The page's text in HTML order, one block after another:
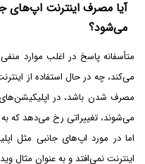
آیا مصرف اینترنت
می‌شود؟
می‌شوند، تغییراتی رخ می‌دهد که
اما در مورد اپ‌های جانبی مثل